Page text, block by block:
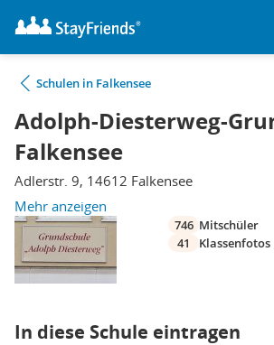
Schulen in Falkensee
Adolph-Diesterweg-
Falkensee
Adlerstr. 9, 14612 Falkensee
Mehr anzeigen
746 Mitschüler
41
Klassenfotos
In diese Schule eintragen